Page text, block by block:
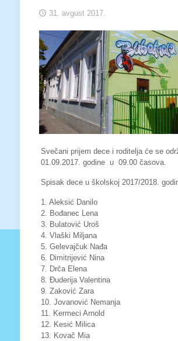
31. avgust 2017.
Svečani prijem dece i roditelja će se
01.09.2017. godine u 09.00 časova.
Spisak dece u školskoj 2017/2018.
1. Aleksić Danilo
2. Bođanec Lena
3. Bulatović Uroš
4. Vlaški Miljana
5. Gelevajčuk Nađa
6. Dimitrijević Nina
7. Drča Elena
8. Đuderija Valentina
9. Zaković Zara
10. Jovanović Nemanja
11. Kermeci Arnold
12. Kesić Milica
13. Kovač Mia